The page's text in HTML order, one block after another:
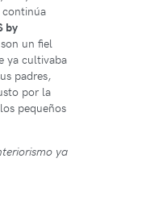
continúa
by
un fiel
ya cultivaba
padres,
por la
pequeños
ya